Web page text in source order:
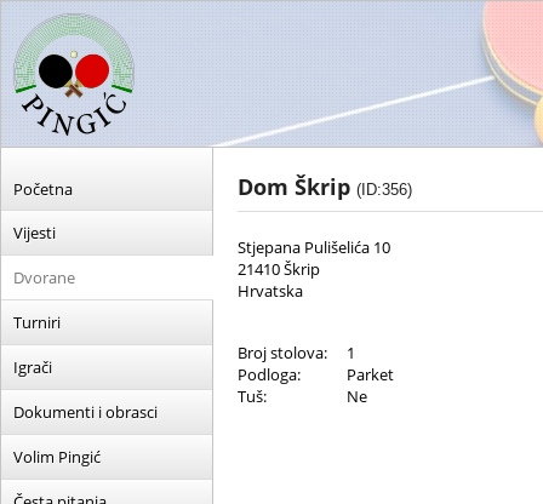
Početna
Vijesti
Dvorane
Turniri
Igrači
Dokumenti i obrasci
Volim Pingić
Dom Škrip (ID:356)
Stjepana Pulišelića 10
21410 Škrip
Hrvatska
Broj stolova:
1
Podloga:
Parket
Tuš:
Ne